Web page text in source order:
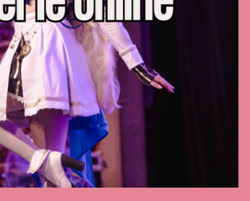
WITH US